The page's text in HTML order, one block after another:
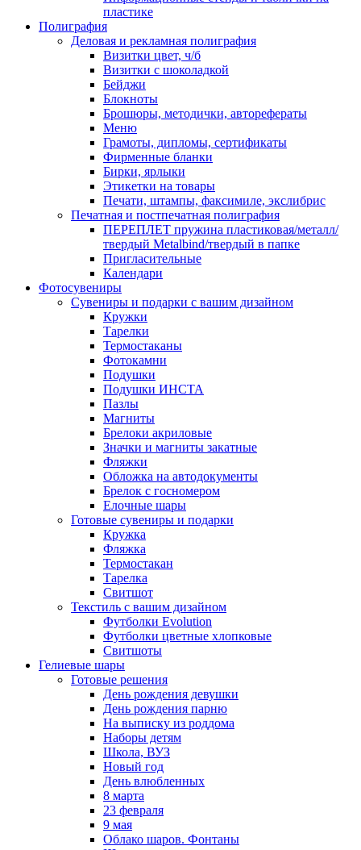
пластике
Полиграфия
Деловая и рекламная полиграфия
Визитки цвет, ч/б
Визитки с шоколадкой
Бейджи
Блокноты
Брошюры, методички, авторефераты
Меню
Грамоты, дипломы, сертификаты
Фирменные бланки
Бирки, ярлыки
Этикетки на товары
Печати, штампы, факсимиле, экслибрис
Печатная и постпечатная полиграфия
ПЕРЕПЛЕТ пружина пластиковая/металл/
твердый Metalbind/твердый в папке
Пригласительные
Календари
Фотосувениры
Сувениры и подарки с вашим дизайном
Кружки
Тарелки
Термостаканы
Фотокамни
Подушки
Подушки ИНСТА
Пазлы
Магниты
Брелоки акриловые
Значки и магниты закатные
Фляжки
Обложка на автодокументы
Брелок с госномером
Елочные шары
Готовые сувениры и подарки
Кружка
Фляжка
Термостакан
Тарелка
Свитшот
Текстиль с вашим дизайном
Футболки Evolution
Футболки цветные хлопковые
Свитшоты
Гелиевые шары
Готовые решения
День рождения девушки
День рождения парню
На выписку из роддома
Наборы детям
Школа, ВУЗ
Новый год
День влюбленных
8 марта
23 февраля
9 мая
Облако шаров. Фонтаны